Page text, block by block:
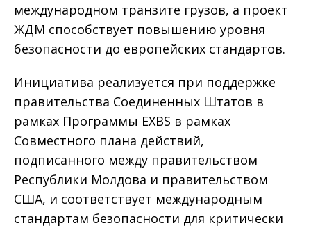
международном транзите грузов, а проект
ЖДМ способствует повышению уровня
безопасности до европейских стандартов.
Инициатива реализуется при поддержке
правительства Соединенных Штатов в
рамках Программы EXBS в рамках
Совместного плана действий,
подписанного между правительством
Республики Молдова и правительством
США, и соответствует международным
стандартам безопасности для критически